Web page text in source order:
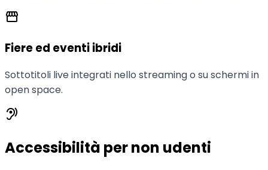
storefront
Fiere ed eventi ibridi
Sottotitoli live integrati nello streaming o su schermi in
open space.
hearing
Accessibilità per non udenti